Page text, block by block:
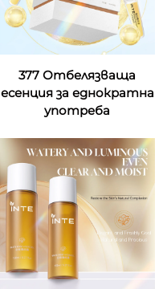
377 Отбелязваща
есенция за еднократна
употреба